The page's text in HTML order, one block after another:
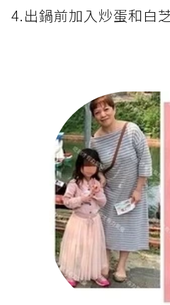
4.出鍋前加入炒蛋和白